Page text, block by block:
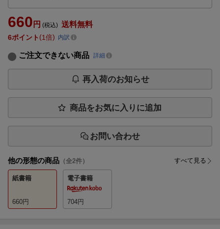
660 円 (税込) 送料無料
6ポイント 1倍 内訳
ご注文できない商品 詳細
再入荷のお知らせ
商品をお気に入りに追加
お問い合わせ
他の形態の商品 （全2件） すべて見る
紙書籍
660円
電子書籍
704円